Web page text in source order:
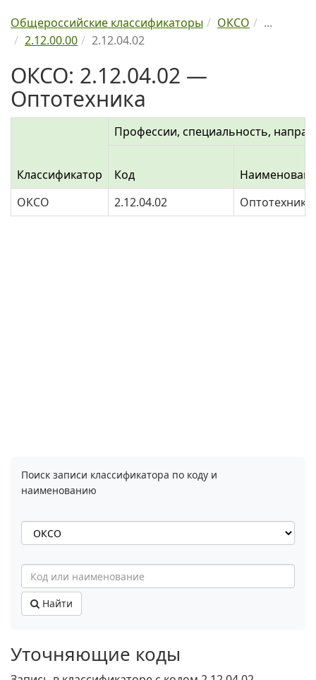
Общероссийские классификаторы ОКСО
...
2.12.00.00
2.12.04.02
ОКСО: 2.12.04.02 —
Оптотехника
Классификатор
Профессии, специальность,
Код
ОКСО
2.12.04.02 Оптотехника
Поиск записи классификатора по коду и
наименованию
Найти
Уточняющие коды